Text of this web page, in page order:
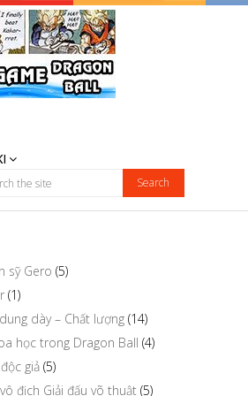
sỹ Gero (5)
(1)
dày – Chất lượng (14)
học trong Dragon Ball (4)
giả (5)
địch Giải đấu võ thuật (5)